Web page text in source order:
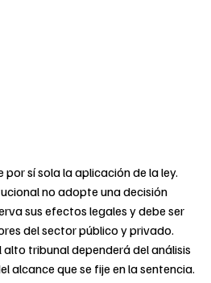
sí sola la aplicación de la ley.
no adopte una decisión
sus efectos legales y debe ser
del sector público y privado.
tribunal dependerá del análisis
alcance que se fije en la sentencia.